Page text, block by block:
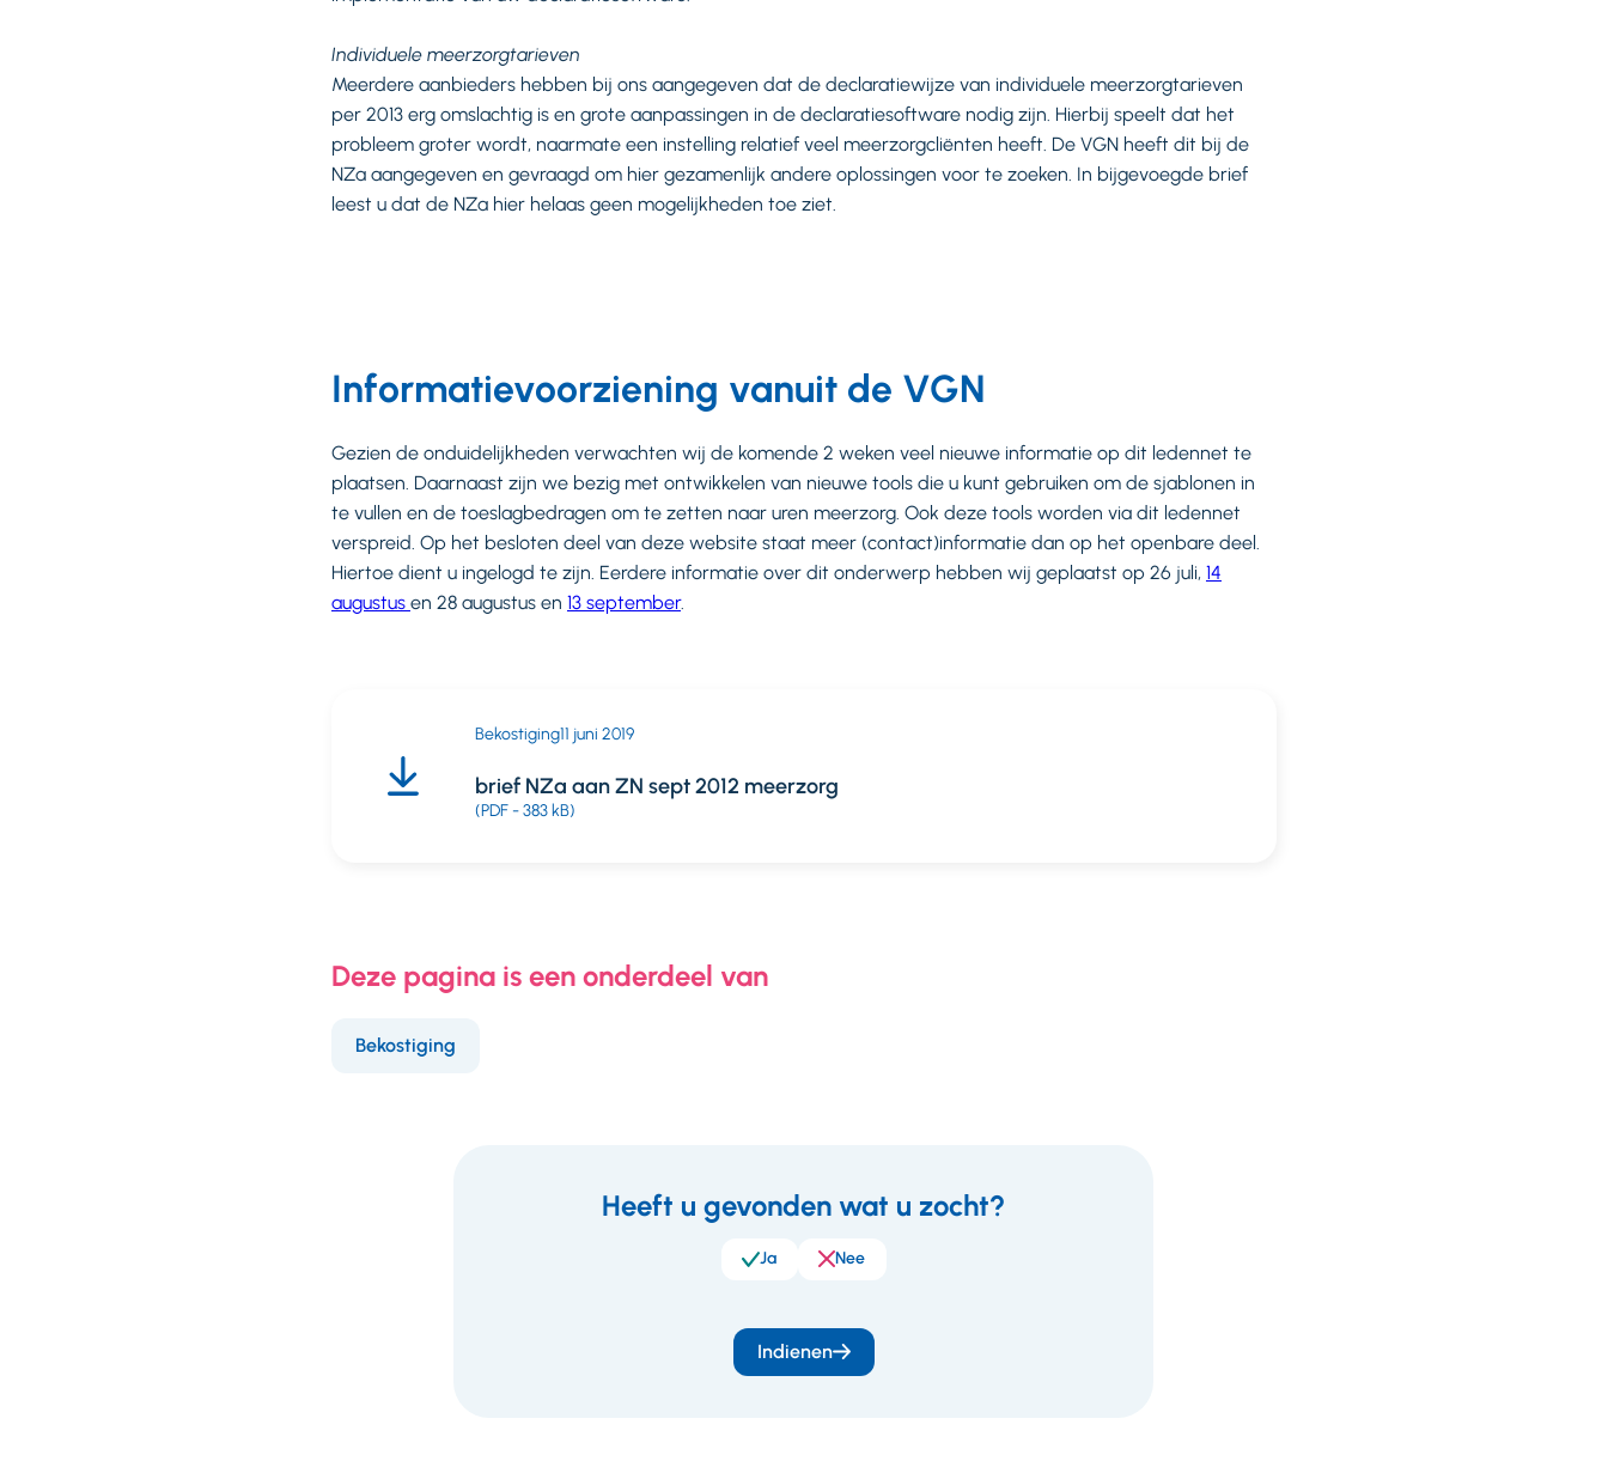
Individuele meerzorgtarieven
Meerdere aanbieders hebben bij ons aangegeven dat de declaratiewijze van individuele meerzorgtarieven
per 2013 erg omslachtig is en grote aanpassingen in de declaratiesoftware nodig zijn. Hierbij speelt dat het
probleem groter wordt, naarmate een instelling relatief veel meerzorgcliënten heeft. De VGN heeft dit bij de
NZa aangegeven en gevraagd om hier gezamenlijk andere oplossingen voor te zoeken. In bijgevoegde brief
leest u dat de NZa hier helaas geen mogelijkheden toe ziet.
Informatievoorziening vanuit de VGN
Gezien de onduidelijkheden verwachten wij de komende 2 weken veel nieuwe informatie op dit ledennet te
plaatsen. Daarnaast zijn we bezig met ontwikkelen van nieuwe tools die u kunt gebruiken om de sjablonen in
te vullen en de toeslagbedragen om te zetten naar uren meerzorg. Ook deze tools worden via dit ledennet
verspreid. Op het besloten deel van deze website staat meer (contact)informatie dan op het openbare deel.
Hiertoe dient u ingelogd te zijn. Eerdere informatie over dit onderwerp hebben wij geplaatst op 26 juli, 14
augustus en 28 augustus en 13 september.
brief NZa aan ZN sept 2012 meerzorg
(PDF - 383 kB)
Bekostiging11 juni 2019
Deze pagina is een onderdeel van
Bekostiging
Heeft u gevonden wat u zocht?
Ja Nee
Indienen